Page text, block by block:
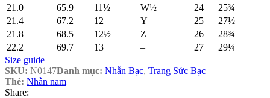
21.0
65.9 11½ W½ 24
25¾
21.4
67.2 12 Y 25
27½
21.8
68.5 12½ Z 26
28¾
22.2
69.7 13 – 27
29¼
Size guide
SKU: N0147Danh mục: Nhẫn Bạc, Trang Sức Bạc
Thẻ: Nhẫn nam
Share: